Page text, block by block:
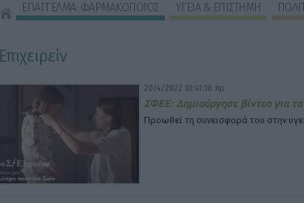
ΕΠΑΓΓΕΛΜΑ: ΦΑΡΜΑΚΟΠΟΙΟΣ ΥΓΕΙΑ & ΕΠΙΣΤΗΜΗ
Επιχειρείν
20/4/2022 10:41:10 πμ
ΣΦΕΕ: Δημιούργησε βίντεο για
Προωθεί τη συνεισφορά του στην